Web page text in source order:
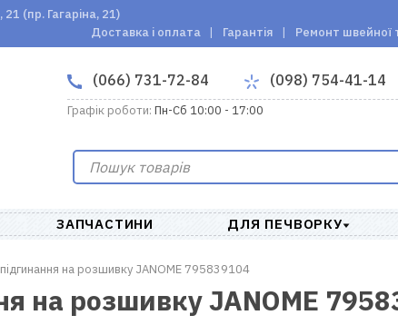
(пр. Гагаріна, 21)
Доставка і оплата
Гарантія Ремонт швейної
(066) 731-72-84 (098) 754-41-14
Графік роботи: Пн-Сб 10:00 - 17:00
ЗАПЧАСТИНИ ДЛЯ ПЕЧВОРКУ
на розшивку JANOME 795839104
на розшивку JANOME